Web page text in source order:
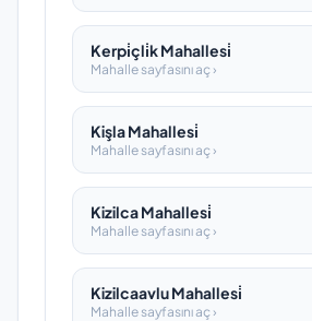
Kerpi̇çli̇k Mahallesi̇
Mahalle sayfasını aç ›
Kişla Mahallesi̇
Mahalle sayfasını aç ›
Kizilca Mahallesi̇
Mahalle sayfasını aç ›
Kizilcaavlu Mahallesi̇
Mahalle sayfasını aç ›